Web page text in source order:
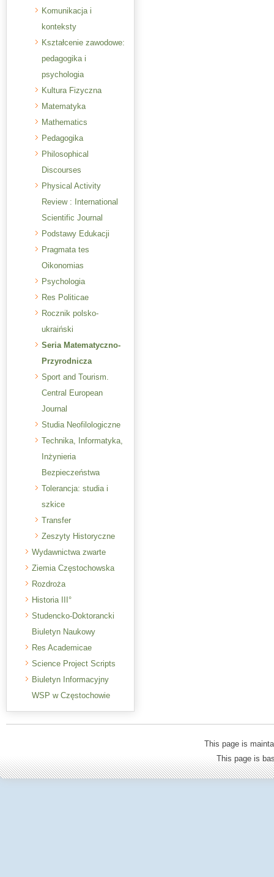
Komunikacja i
konteksty
Kształcenie zawodowe:
pedagogika i
psychologia
Kultura Fizyczna
Matematyka
Mathematics
Pedagogika
Philosophical
Discourses
Physical Activity
Review : International
Scientific Journal
Podstawy Edukacji
Pragmata tes
Oikonomias
Psychologia
Res Politicae
Rocznik polsko-
ukraiński
Seria Matematyczno-
Przyrodnicza
Sport and Tourism.
Central European
Journal
Studia Neofilologiczne
Technika, Informatyka,
Inżynieria
Bezpieczeństwa
Tolerancja: studia i
szkice
Transfer
Zeszyty Historyczne
Wydawnictwa zwarte
Ziemia Częstochowska
Rozdroża
Historia III°
Studencko-Doktorancki
Biuletyn Naukowy
Res Academicae
Science Project Scripts
Biuletyn Informacyjny
WSP w Częstochowie
This page is
This page is